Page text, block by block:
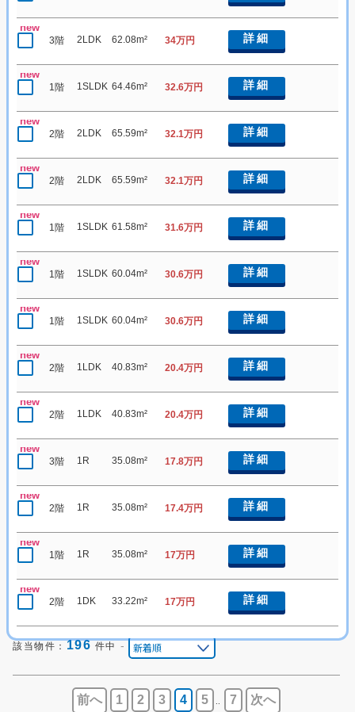
new
3階 2LDK 62.08m² 34万円 詳細
new
1階 1SLDK 64.46m² 32.6万円 詳細
new
2階 2LDK 65.59m² 32.1万円 詳細
new
2階 2LDK 65.59m² 32.1万円 詳細
new
1階 1SLDK 61.58m² 31.6万円 詳細
new
1階 1SLDK 60.04m² 30.6万円 詳細
new
1階 1SLDK 60.04m² 30.6万円 詳細
new
2階 1LDK 40.83m² 20.4万円 詳細
new
2階 1LDK 40.83m² 20.4万円 詳細
new
3階 1R 35.08m² 17.8万円 詳細
new
2階 1R 35.08m² 17.4万円 詳細
new
1階 1R 35.08m² 17万円 詳細
new
2階 1DK 33.22m² 17万円 詳細
該当物件： 196 件中 -
前へ 1 2 3 4 5 7 次へ